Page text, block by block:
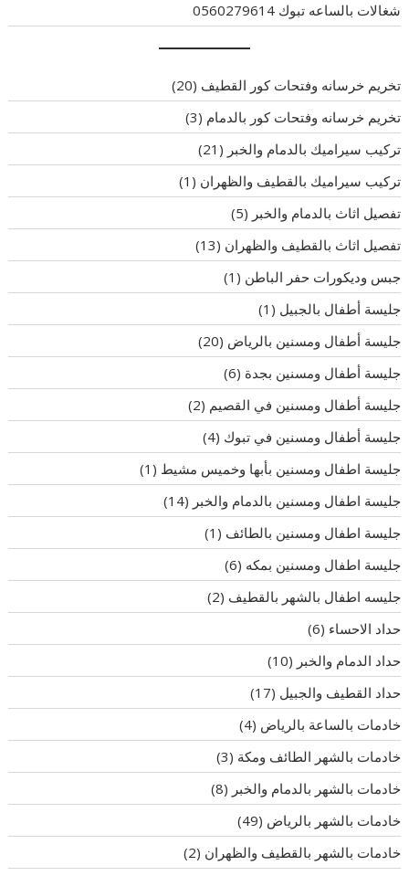
شغالات بالساعه تبوك 0560279614
تخريم خرسانه وفتحات كور القطيف (20)
تخريم خرسانه وفتحات كور بالدمام (3)
تركيب سيراميك بالدمام والخبر (21)
تركيب سيراميك بالقطيف والظهران (1)
تفصيل اثاث بالدمام والخبر (5)
تفصيل اثاث بالقطيف والظهران (13)
جبس وديكورات حفر الباطن (1)
جليسة أطفال بالجبيل (1)
جليسة أطفال ومسنين بالرياض (20)
جليسة أطفال ومسنين بجدة (6)
جليسة أطفال ومسنين في القصيم (2)
جليسة أطفال ومسنين في تبوك (4)
جليسة اطفال ومسنين بأبها وخميس مشيط (1)
جليسة اطفال ومسنين بالدمام والخبر (14)
جليسة اطفال ومسنين بالطائف (1)
جليسة اطفال ومسنين بمكه (6)
جليسه اطفال بالشهر بالقطيف (2)
حداد الاحساء (6)
حداد الدمام والخبر (10)
حداد القطيف والجبيل (17)
خادمات بالساعة بالرياض (4)
خادمات بالشهر الطائف ومكة (3)
خادمات بالشهر بالدمام والخبر (8)
خادمات بالشهر بالرياض (49)
خادمات بالشهر بالقطيف والظهران (2)